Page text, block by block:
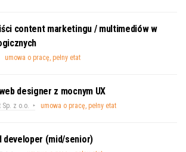
content marketingu / multimediów w
umowa o pracę, pełny etat
designer z mocnym UX
Sp. z o.o. umowa o pracę, pełny etat
developer (mid/senior)